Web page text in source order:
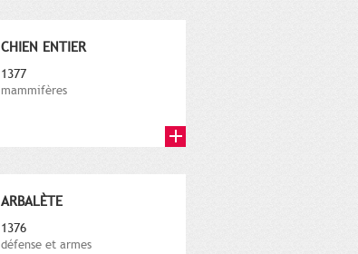
CHIEN ENTIER
1377
mammifères
ARBALÈTE
1376
défense et armes